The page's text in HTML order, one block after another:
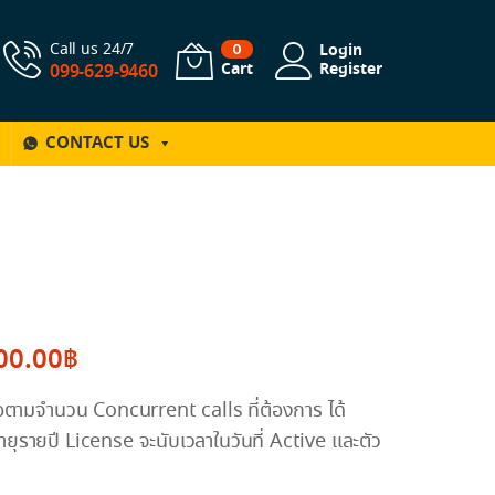
Call us 24/7
099-629-9460
0
Cart
Login
Register
CONTACT US
฿
ามจำนวน Concurrent calls ที่ต้องการ ได้
รายปี License จะนับเวลาในวันที่ Active และตัว